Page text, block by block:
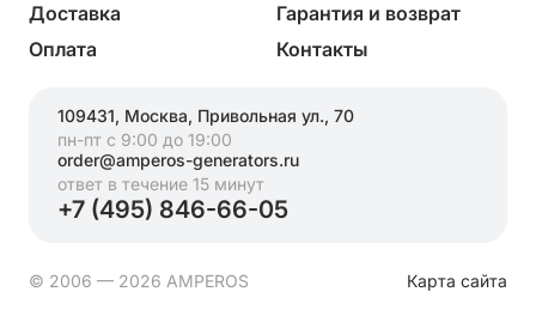
Доставка
Гарантия и возврат
Оплата
Контакты
109431, Москва, Привольная ул., 70
пн-пт с 9:00 до 19:00
order@amperos-generators.ru
ответ в течение 15 минут
+7 (495) 846-66-05
© 2006 — 2026 AMPEROS Карта сайта